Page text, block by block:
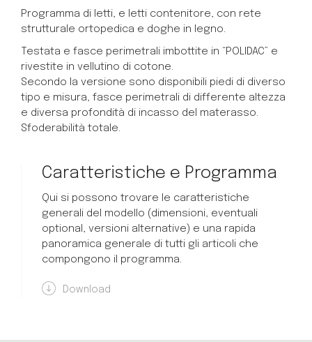
Programma di letti, e letti contenitore, con rete
strutturale ortopedica e doghe in legno.
Testata e fasce perimetrali imbottite in “POLIDAC” e
rivestite in vellutino di cotone.
Secondo la versione sono disponibili piedi di diverso
tipo e misura, fasce perimetrali di differente altezza
e diversa profondità di incasso del materasso.
Sfoderabilità totale.
Caratteristiche e Programma
Qui si possono trovare le caratteristiche
generali del modello (dimensioni, eventuali
optional, versioni alternative) e una rapida
panoramica generale di tutti gli articoli che
compongono il programma.
Download